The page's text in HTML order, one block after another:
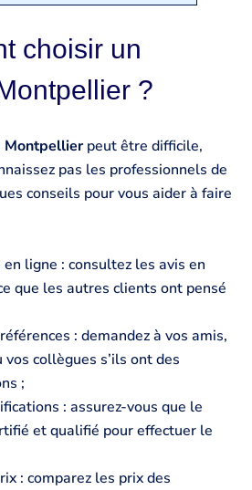
choisir un
?
Montpellierpeut être difficile,
pas les professionnels de
conseils pour vous aider à faire
ligne : consultez les avis en
que les autres clients ont pensé
: demandez à vos amis,
collègues s’ils ont des
;
: assurez-vous que le
et qualifié pour effectuer le
: comparez les prix des